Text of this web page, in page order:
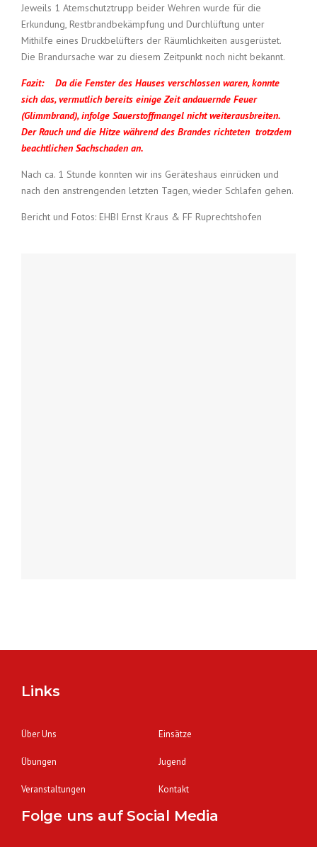
Jeweils 1 Atemschutztrupp beider Wehren wurde für die
Erkundung, Restbrandbekämpfung und Durchlüftung unter
Mithilfe eines Druckbelüfters der Räumlichkeiten ausgerüstet.
Die Brandursache war zu diesem Zeitpunkt noch nicht bekannt.
Fazit: Da die Fenster des Hauses verschlossen waren, konnte
sich das, vermutlich bereits einige Zeit andauernde Feuer
(Glimmbrand), infolge Sauerstoffmangel nicht weiterausbreiten.
Der Rauch und die Hitze während des Brandes richteten trotzdem
beachtlichen Sachschaden an.
Nach ca. 1 Stunde konnten wir ins Geräteshaus einrücken und
nach den anstrengenden letzten Tagen, wieder Schlafen gehen.
Bericht und Fotos: EHBI Ernst Kraus & FF Ruprechtshofen
Links
Über Uns Einsätze
Übungen Jugend
Veranstaltungen Kontakt
Folge uns auf Social Media